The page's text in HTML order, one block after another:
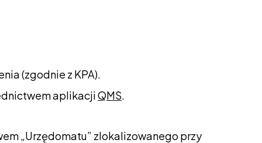
(zgodnie z KPA).
aplikacjiQMS.
„Urzędomatu” zlokalizowanego przy